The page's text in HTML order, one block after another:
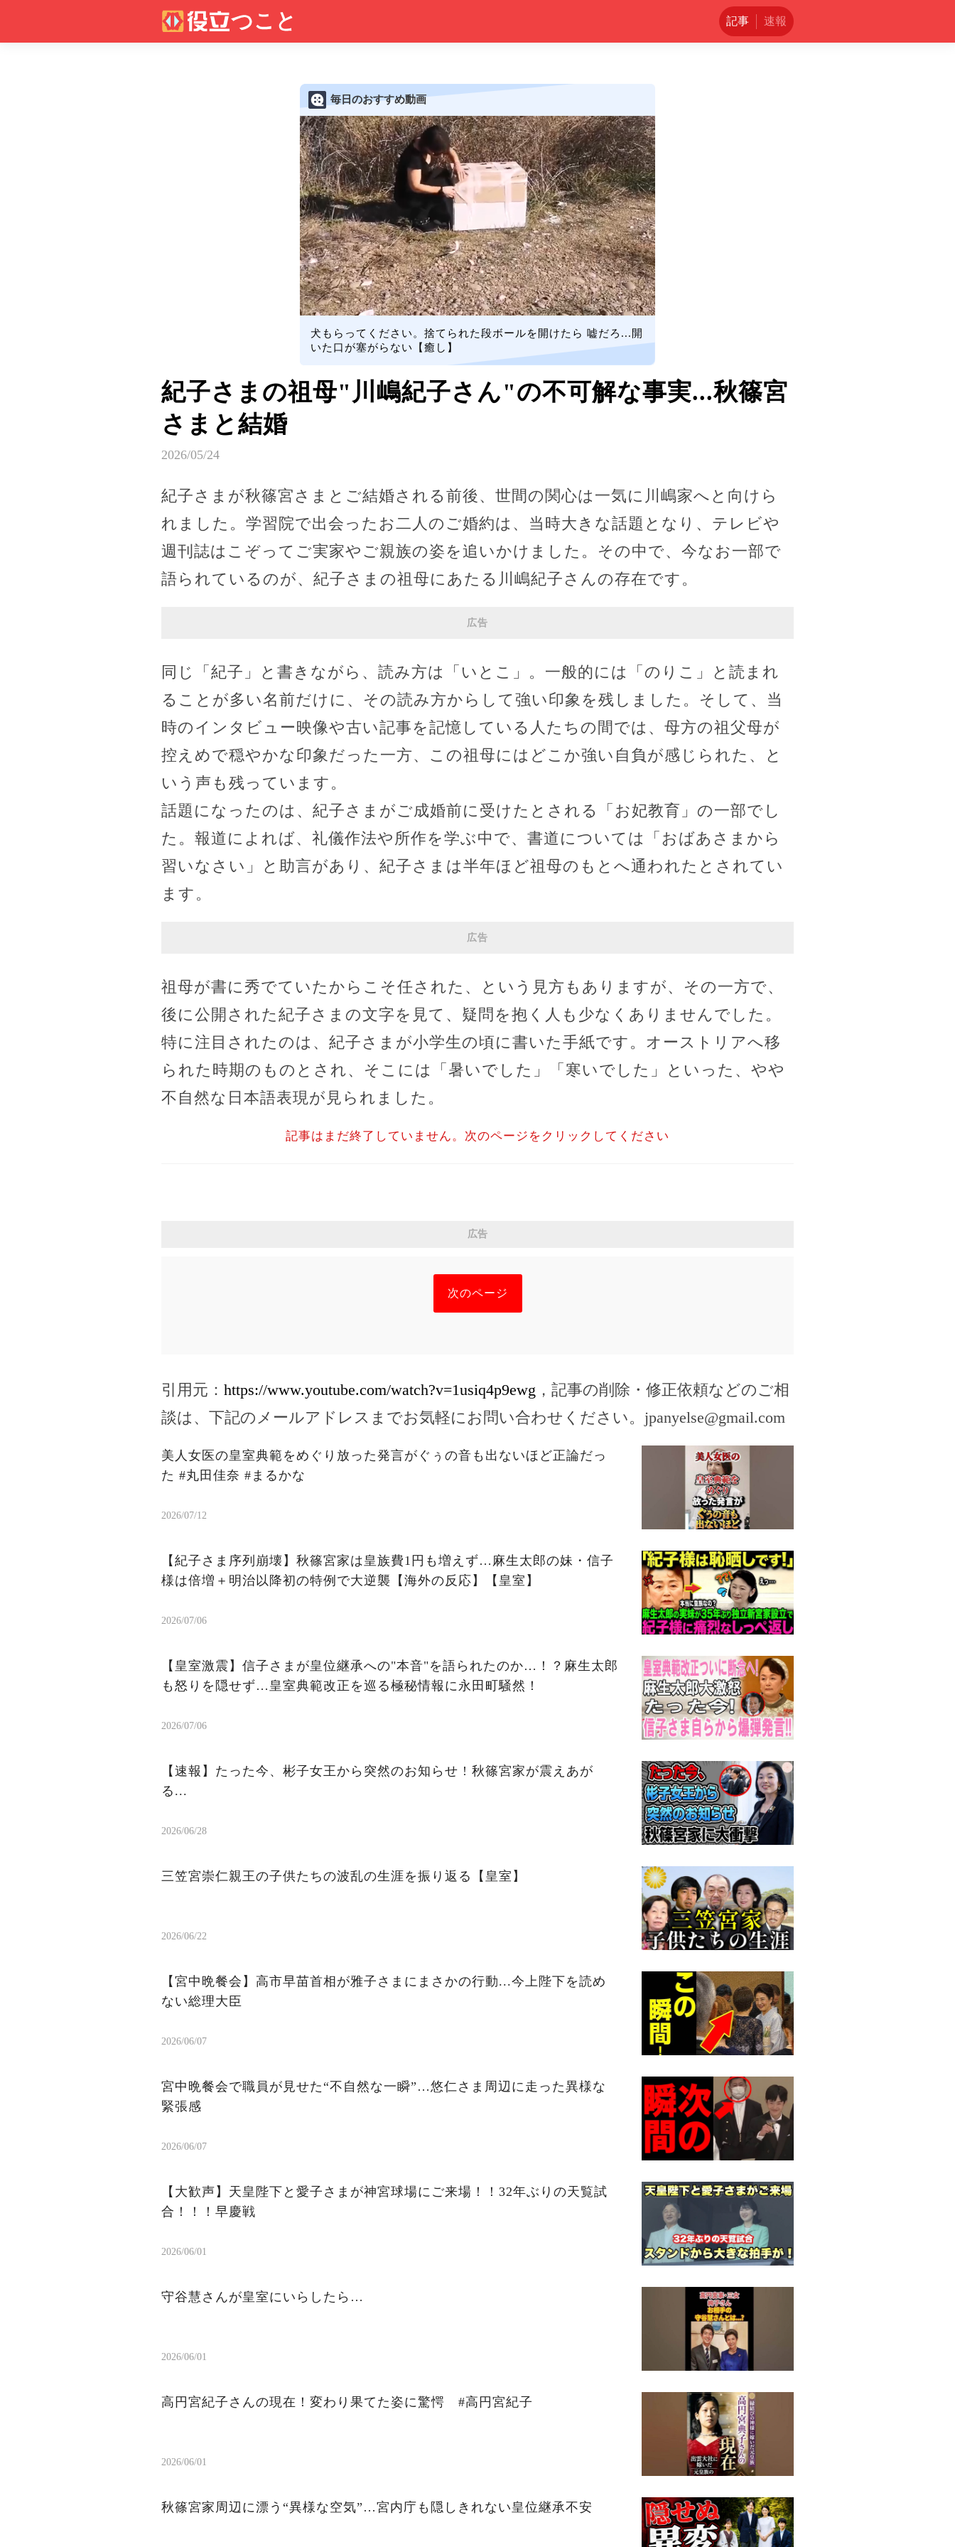
記事 速報
毎日のおすすめ動画
犬もらってください。捨てられた段ボールを開けたら 嘘だろ...開
いた口が塞がらない【癒し】
紀子さまの祖母"川嶋紀子さん"の不可解な事実...秋篠宮
さまと結婚
2026/05/24
紀子さまが秋篠宮さまとご結婚される前後、世間の関心は一気に川嶋家へと向けら
れました。学習院で出会ったお二人のご婚約は、当時大きな話題となり、テレビや
週刊誌はこぞってご実家やご親族の姿を追いかけました。その中で、今なお一部で
語られているのが、紀子さまの祖母にあたる川嶋紀子さんの存在です。
広告
同じ「紀子」と書きながら、読み方は「いとこ」。一般的には「のりこ」と読まれ
ることが多い名前だけに、その読み方からして強い印象を残しました。そして、当
時のインタビュー映像や古い記事を記憶している人たちの間では、母方の祖父母が
控えめで穏やかな印象だった一方、この祖母にはどこか強い自負が感じられた、と
いう声も残っています。
話題になったのは、紀子さまがご成婚前に受けたとされる「お妃教育」の一部でし
た。報道によれば、礼儀作法や所作を学ぶ中で、書道については「おばあさまから
習いなさい」と助言があり、紀子さまは半年ほど祖母のもとへ通われたとされてい
ます。
広告
祖母が書に秀でていたからこそ任された、という見方もありますが、その一方で、
後に公開された紀子さまの文字を見て、疑問を抱く人も少なくありませんでした。
特に注目されたのは、紀子さまが小学生の頃に書いた手紙です。オーストリアへ移
られた時期のものとされ、そこには「暑いでした」「寒いでした」といった、やや
不自然な日本語表現が見られました。
記事はまだ終了していません。次のページをクリックしてください
広告
次のページ
引用元： https://www.youtube.com/watch?v=1usiq4p9ewg ，記事の削除・修正依頼などのご相
談は、下記のメールアドレスまでお気軽にお問い合わせください。 jpanyelse@gmail.com
美人女医の皇室典範をめぐり放った発言がぐぅの音も出ないほど正論だっ
た #丸田佳奈 #まるかな
2026/07/12
【紀子さま序列崩壊】秋篠宮家は皇族費1円も増えず…麻生太郎の妹・信子
様は倍増＋明治以降初の特例で大逆襲【海外の反応】【皇室】
2026/07/06
【皇室激震】信子さまが皇位継承への"本音"を語られたのか…！？麻生太郎
も怒りを隠せず…皇室典範改正を巡る極秘情報に永田町騒然！
2026/07/06
【速報】たった今、彬子女王から突然のお知らせ ! 秋篠宮家が震えあが
る...
2026/06/28
三笠宮崇仁親王の子供たちの波乱の生涯を振り返る【皇室】
2026/06/22
【宮中晩餐会】高市早苗首相が雅子さまにまさかの行動...今上陛下を読め
ない総理大臣
2026/06/07
宮中晩餐会で職員が見せた“不自然な一瞬”…悠仁さま周辺に走った異様な
緊張感
2026/06/07
【大歓声】天皇陛下と愛子さまが神宮球場にご来場！！32年ぶりの天覧試
合！！！早慶戦
2026/06/01
守谷慧さんが皇室にいらしたら…
2026/06/01
高円宮紀子さんの現在！変わり果てた姿に驚愕 #高円宮紀子
2026/06/01
秋篠宮家周辺に漂う“異様な空気”…宮内庁も隠しきれない皇位継承不安